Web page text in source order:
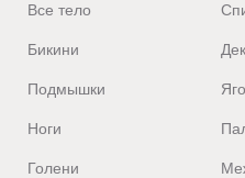
Все тело
Бикини
Подмышки
Ноги
Голени